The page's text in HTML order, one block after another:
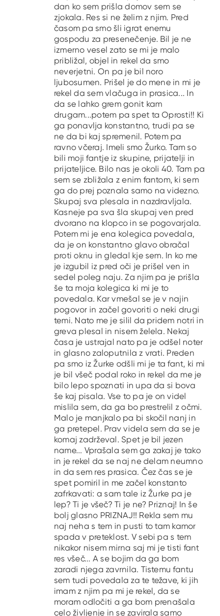
dan ko sem prišla domov sem se
zjokala. Res si ne želim z njim. Pred
časom pa smo šli igrat enemu
gospodu za presenečenje. Bil je ne
izmerno vesel zato se mi je malo
približal, objel in rekel da smo
neverjetni. On pa je bil noro
ljubosumen. Prišel je do mene in mi je
rekel da sem vlačuga in prasica... In
da se lahko grem gonit kam
drugam...potem pa spet ta Oprosti!! Ki
ga ponavlja konstantno, trudi pa se
ne da bi kaj spremenil. Potem pa
ravno včeraj. Imeli smo Žurko. Tam so
bili moji fantje iz skupine, prijatelji in
prijateljice. Bilo nas je okoli 40. Tam pa
sem se zbližala z enim fantom, ki sem
ga do prej poznala samo na videzno.
Skupaj sva plesala in nazdravljala.
Kasneje pa sva šla skupaj ven pred
dvorano na klopco in se pogovarjala.
Potem mi je ena kolegica povedala,
da je on konstantno glavo obračal
proti oknu in gledal kje sem. In ko me
je izgubil iz pred oči je prišel ven in
sedel poleg naju. Za njim pa je prišla
še ta moja kolegica ki mi je to
povedala. Kar vmešal se je v najin
pogovor in začel govoriti o neki drugi
temi. Nato me je silil da pridem notri in
greva plesal in nisem želela. Nekaj
časa je ustrajal nato pa je odšel noter
in glasno zaloputnila z vrati. Preden
pa smo iz Žurke odšli mi je ta fant, ki mi
je bil všeč podal roko in rekel da me je
bilo lepo spoznati in upa da si bova
še kaj pisala. Vse to pa je on videl
mislila sem, da ga bo prestrelil z očmi.
Malo je manjkalo pa bi skočil nanj in
ga pretepel. Prav videla sem da se je
komaj zadrževal. Spet je bil jezen
name... Vprašala sem ga zakaj je tako
in je rekel da se naj ne delam neumno
in da sem res prasica. Čez čas se je
spet pomiril in me začel konstanto
zafrkavati: a sam tale iz Žurke pa je
lep? Ti je všeč? Ti je ne? Priznaj! In še
bolj glasno PRIZNAJ!! Rekla sem mu
naj neha s tem in pusti to tam kamor
spada v preteklost. V sebi pa s tem
nikakor nisem mirna saj mi je tisti fant
res všeč... A se bojim da ga bom
zaradi njega zavrnila. Tistemu fantu
sem tudi povedala za te težave, ki jih
imam z njim pa mi je rekel, da se
moram odločiti a ga bom prenašala
celo življenje in se zavirala samo